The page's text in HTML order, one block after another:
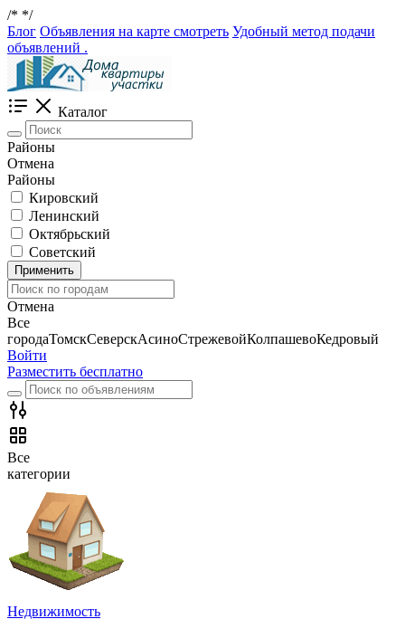
/* */
Блог Объявления на карте смотреть Удобный метод подачи
объявлений .
Каталог
Районы
Отмена
Районы
Кировский
Ленинский
Октябрьский
Советский
Применить
Отмена
Все
городаТомскСеверскАсиноСтрежевойКолпашевоКедровый
Войти
Разместить бесплатно
Все
категории
Недвижимость